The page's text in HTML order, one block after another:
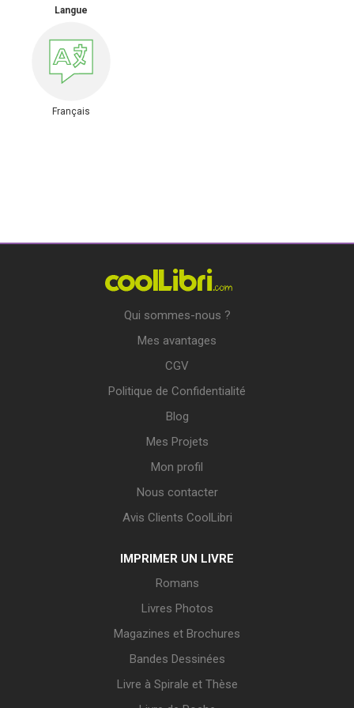
Langue
Français
Qui sommes-nous ?
Mes avantages
CGV
Politique de Confidentialité
Blog
Mes Projets
Mon profil
Nous contacter
Avis Clients CoolLibri
IMPRIMER UN LIVRE
Romans
Livres Photos
Magazines et Brochures
Bandes Dessinées
Livre à Spirale et Thèse